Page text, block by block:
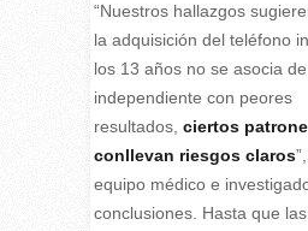
“Nuestros hallazgos
la adquisición del teléfono
los 13 años no se asocia
independiente con peores
resultados, ciertos
conllevan riesgos claros
equipo médico e
conclusiones. Hasta que